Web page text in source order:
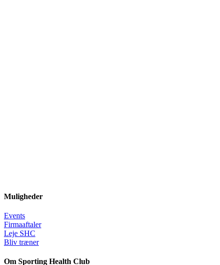
Muligheder
Events
Firmaaftaler
Leje SHC
Bliv træner
Om Sporting Health Club